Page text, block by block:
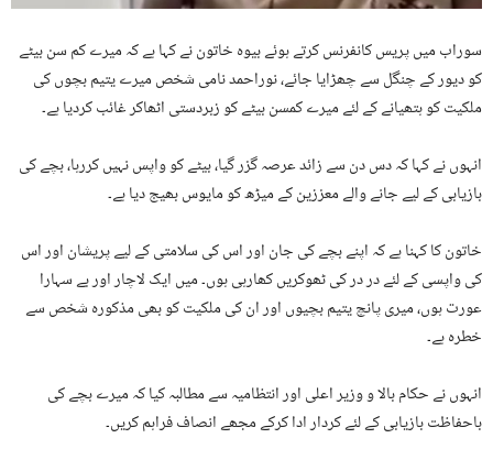
سوراب میں پریس کانفرنس کرتے ہوئے بیوہ خاتون نے کہا ہے کہ میرے کم سن بیٹے
کو دیور کے چنگل سے چھڑایا جائے، نوراحمد نامی شخص میرے یتیم بچوں کی
ملکیت کو ہتھیانے کے لئے میرے کمسن بیٹے کو زبردستی اٹھاکر غائب کردیا ہے۔
انہوں نے کہا کہ دس دن سے زائد عرصہ گزر گیا، بیٹے کو واپس نہیں کررہا، بچے کی
بازیابی کے لیے جانے والے معززین کے میڑھ کو مایوس بھیج دیا ہے۔
خاتون کا کہنا ہے کہ اپنے بچے کی جان اور اس کی سلامتی کے لیے پریشان اور اس
کی واپسی کے لئے در در کی ٹھوکریں کھارہی ہوں۔ میں ایک لاچار اور بے سہارا
عورت ہوں، میری پانچ یتیم بچیوں اور ان کی ملکیت کو بھی مذکورہ شخص سے
خطرہ ہے۔
انہوں نے حکام بالا و وزیر اعلی اور انتظامیہ سے مطالبہ کیا کہ میرے بچے کی
باحفاظت بازیابی کے لئے کردار ادا کرکے مجھے انصاف فراہم کریں۔